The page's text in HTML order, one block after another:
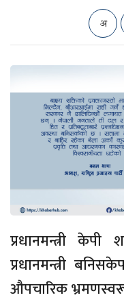
प्रधानमन्त्री
प्रधानमन्त्री
औपचारिक